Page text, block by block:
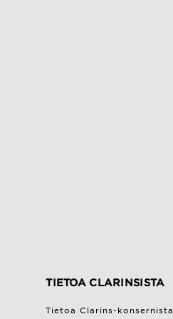
TIETOA CLARINSISTA
Tietoa Clarins-konsernista